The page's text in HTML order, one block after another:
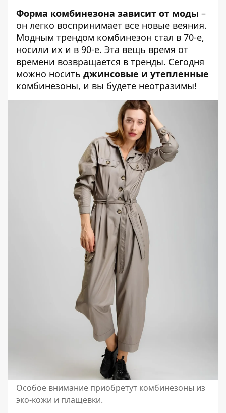
Форма комбинезона зависит от моды –
он легко воспринимает все новые веяния.
Модным трендом комбинезон стал в 70-е,
носили их и в 90-е. Эта вещь время от
времени возвращается в тренды. Сегодня
можно носить джинсовые и утепленные
комбинезоны, и вы будете неотразимы!
Особое внимание приобретут комбинезоны из
эко-кожи и плащевки.